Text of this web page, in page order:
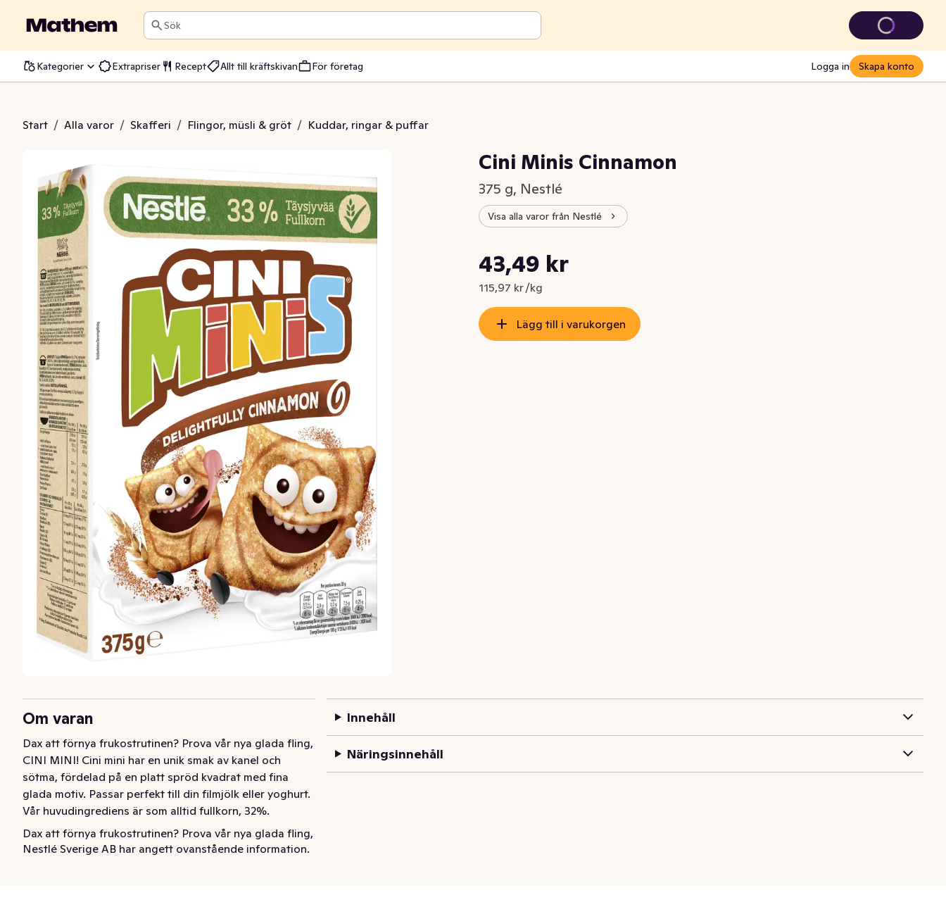
Sök
Kategorier Extrapriser Recept Allt till kräftskivan För företag Logga in Skapa konto
Start / Alla varor / Skafferi / Flingor, müsli & gröt / Kuddar, ringar & puffar
Cinnamon
Cini Minis Cinnamon
375 g, Nestlé
Visa alla varor från Nestlé
Nuvarande pris är: 43,49 kr
43,49 kr
115,97 kr /kg
Styckpris: 115,97 kr /kg
Lägg till i varukorgen
Om varan
Dax att förnya frukostrutinen? Prova vår nya glada fling,
CINI MINI! Cini mini har en unik smak av kanel och
sötma, fördelad på en platt spröd kvadrat med fina
glada motiv. Passar perfekt till din filmjölk eller yoghurt.
Vår huvudingrediens är som alltid fullkorn, 32%.
Dax att förnya frukostrutinen? Prova vår nya glada fling,
CINI MINI! Cini mini har en unik smak av kanel och
Nestlé Sverige AB har angett ovanstående information.
Innehåll
Näringsinnehåll